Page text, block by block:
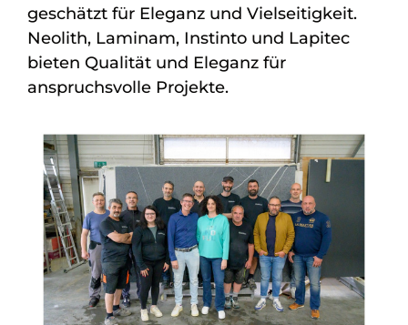
geschätzt für Eleganz und Vielseitigkeit.
Neolith, Laminam, Instinto und Lapitec
bieten Qualität und Eleganz für
anspruchsvolle Projekte.